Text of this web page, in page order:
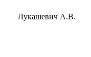
Лукашевич А.В.